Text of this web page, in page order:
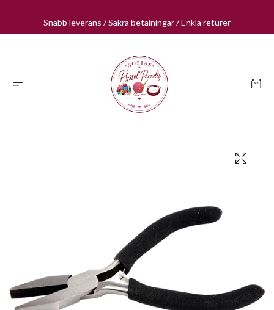
Snabb leverans / Säkra betalningar / Enkla returer